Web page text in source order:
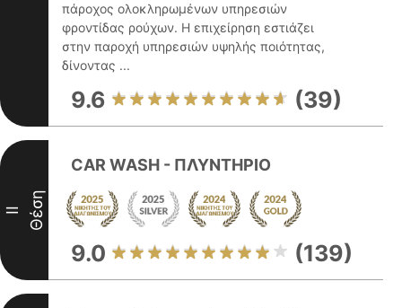
πάροχος ολοκληρωμένων υπηρεσιών
φροντίδας ρούχων. Η επιχείρηση εστιάζει
στην παροχή υπηρεσιών υψηλής ποιότητας,
δίνοντας ...
9.6 (39)
II Θέση
CAR WASH - ΠΛΥΝΤΗΡΙΟ
9.0 (139)